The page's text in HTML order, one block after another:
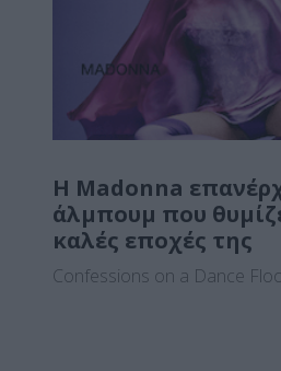
Η Madonna
άλμπουμ που
καλές εποχές της
Confessions on a Dance